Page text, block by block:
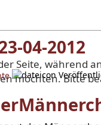
04-2012
Seite, während
möchten. Bitte